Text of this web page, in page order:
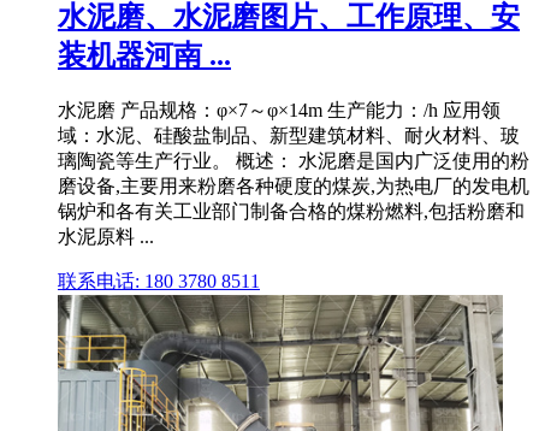
水泥磨、水泥磨图片、工作原理、安
装机器河南 ...
水泥磨 产品规格：φ×7～φ×14m 生产能力：/h 应用领
域：水泥、硅酸盐制品、新型建筑材料、耐火材料、玻
璃陶瓷等生产行业。 概述： 水泥磨是国内广泛使用的粉
磨设备,主要用来粉磨各种硬度的煤炭,为热电厂的发电机
锅炉和各有关工业部门制备合格的煤粉燃料,包括粉磨和
水泥原料 ...
联系电话: 180 3780 8511